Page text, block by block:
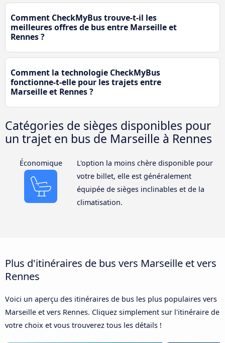
Comment CheckMyBus trouve-t-il les
meilleures offres de bus entre Marseille et
Rennes ?
Comment la technologie CheckMyBus
fonctionne-t-elle pour les trajets entre
Marseille et Rennes ?
Catégories de sièges disponibles pour
un trajet en bus de Marseille à Rennes
Économique
L'option la moins chère disponible pour
votre billet, elle est généralement
équipée de sièges inclinables et de la
climatisation.
Plus d'itinéraires de bus vers Marseille et vers
Rennes
Voici un aperçu des itinéraires de bus les plus populaires vers
Marseille et vers Rennes. Cliquez simplement sur l'itinéraire de
votre choix et vous trouverez tous les détails !